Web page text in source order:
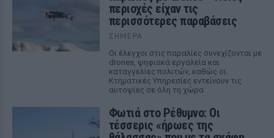
περιοχές είχαν τις
περισσότερες παραβάσεις
ΣΉΜΕΡΑ
Οι έλεγχοι στις παραλίες συνεχίζονται με
drones, ψηφιακά εργαλεία και
καταγγελίες πολιτών, καθώς οι
Κτηματικές Υπηρεσίες εντείνουν τις
αυτοψίες σε όλη τη χώρα
Φωτιά στο Ρέθυμνο: Οι
τέσσερις «ήρωες της